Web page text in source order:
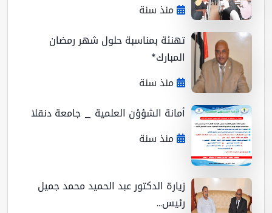
منذ سنة
تهنئة بمناسبة حلول شهر رمضان
المبارك*
منذ سنة
أمانة الشؤؤن العلمية _ جامعة دنقلا
منذ سنة
زيارة الدكتور عبد الحميد محمد جميل
رئيس...